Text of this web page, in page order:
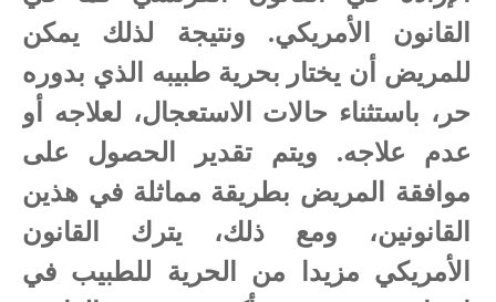
القانون
الأمريكي. ونتيجة لذلك
يمكن
للمريض
أن يختار بحرية طبيبه الذي بدوره
حر، باستثناء حالات
الاستعجال، لعلاجه
أو
عدم علاجه. ويتم
تقدير الحصول
على
موافقة
المريض بطريقة مماثلة في هذين
القانونين، ومع
ذلك، يترك
القانون
الأمريكي مزيدا من الحرية
للطبيب في